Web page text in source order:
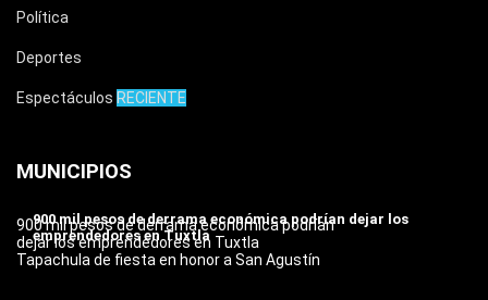
Política
Deportes
Espectáculos RECIENTE
MUNICIPIOS
900 mil pesos de derrama económica podrían dejar los
emprendedores en Tuxtla
900 mil pesos de derrama económica podrían
dejar los emprendedores en Tuxtla
Tapachula de fiesta en honor a San Agustín